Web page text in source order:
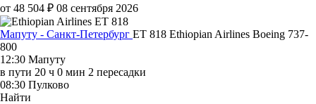
от 48 504 ₽ 08 сентября 2026
Мапуту - Санкт-Петербург ET 818 Ethiopian Airlines Boeing 737-
800
12:30 Мапуту
в пути 20 ч 0 мин 2 пересадки
08:30 Пулково
Найти